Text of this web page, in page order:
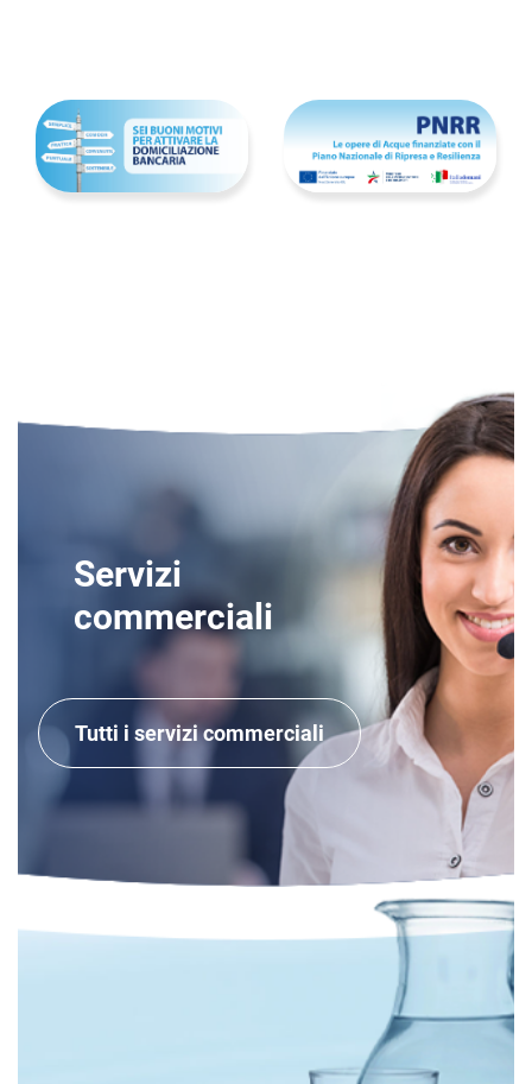
Servizi
commerciali
Tutti i servizi commerciali